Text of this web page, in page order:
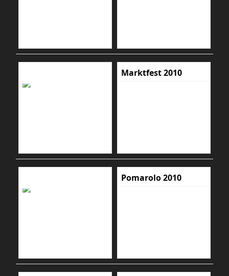
Marktfest 2010
Pomarolo 2010